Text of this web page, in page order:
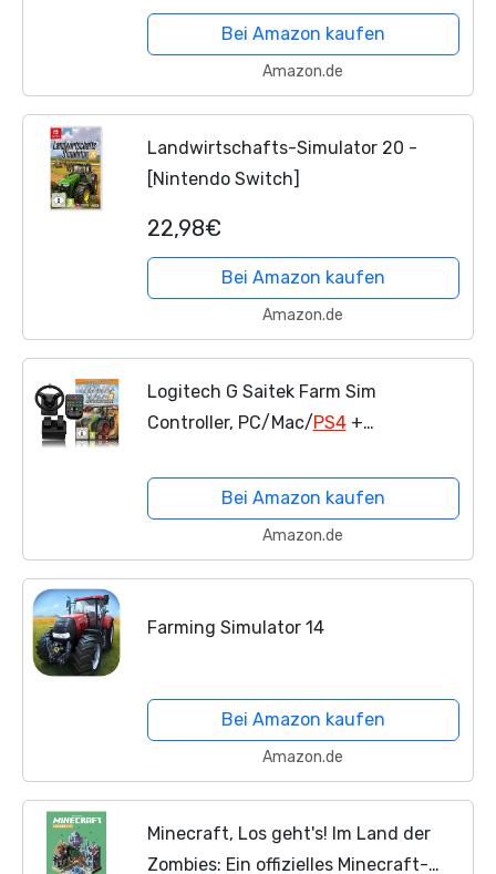
Bei Amazon kaufen
Amazon.de
Landwirtschafts-Simulator 20 -
[Nintendo Switch]
22,98€
Bei Amazon kaufen
Amazon.de
Logitech G Saitek Farm Sim
Controller, PC/Mac/PS4+
Bei Amazon kaufen
Amazon.de
Farming Simulator 14
Bei Amazon kaufen
Amazon.de
Minecraft, Los geht's! Im Land der
Zombies: Ein offizielles Minecraft-